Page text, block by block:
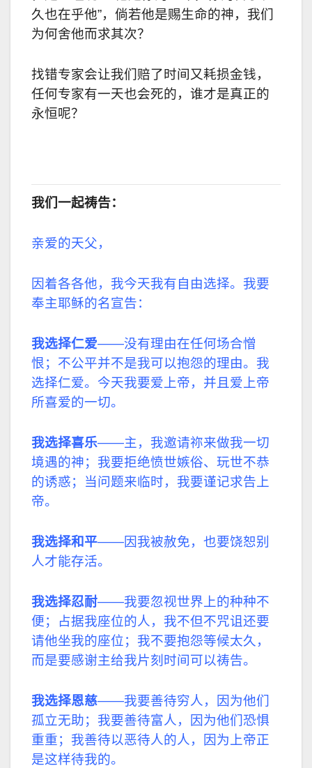
久也在乎他”，倘若他是赐生命的神，我们
为何舍他而求其次？
找错专家会让我们赔了时间又耗损金钱，
任何专家有一天也会死的，谁才是真正的
永恒呢？
我们一起祷告：
亲爱的天父，
因着各各他，我今天我有自由选择。我要
奉主耶稣的名宣告：
我选择仁爱——没有理由在任何场合憎
恨；不公平并不是我可以抱怨的理由。我
选择仁爱。今天我要爱上帝，并且爱上帝
所喜爱的一切。
我选择喜乐——主，我邀请祢来做我一切
境遇的神；我要拒绝愤世嫉俗、玩世不恭
的诱惑；当问题来临时，我要谨记求告上
帝。
我选择和平——因我被赦免，也要饶恕别
人才能存活。
我选择忍耐——我要忽视世界上的种种不
便；占据我座位的人，我不但不咒诅还要
请他坐我的座位；我不要抱怨等候太久，
而是要感谢主给我片刻时间可以祷告。
我选择恩慈——我要善待穷人，因为他们
孤立无助；我要善待富人，因为他们恐惧
重重；我善待以恶待人的人，因为上帝正
是这样待我的。